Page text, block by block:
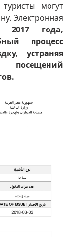
могут
Электронная
2017 года,
процесс
устраняя
посещений